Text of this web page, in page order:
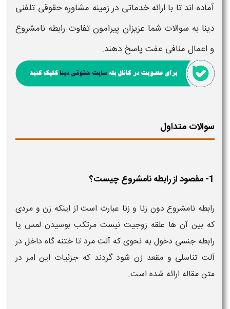
آماده اند تا با ارائه خدماتی در زمینه مشاوره حقوقی تلفنی
دینا به سوالات شما عزیزان پیرامون تفاوت رابطه نامشروع
و اعمال منافی عفتپاسخ دهند.
سوالات متداول
1- مقصود از رابطه نامشروع چیست؟
رابطه نامشروع دون زنا و زنا عبارت است از اینکه زن و مردی
که بین آن ها علقه زوجیت نیست مرتکب بوسیدن لمس یا
رابطه جنسی دخول به نحوی که آلت مرد تا ختنه گاه داخل در
آلت تناسلی و مقعد زن شود گردند که جزئیات این امر در
متن مقاله ارائه شده است.